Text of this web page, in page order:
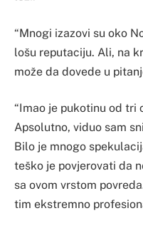
“Mnogi izazovi su oko
lošu reputaciju. Ali, na
može da dovede u
“Imao je pukotinu od tri
Apsolutno, viduo sam
Bilo je mnogo
teško je povjerovati da
sa ovom vrstom
tim ekstremno